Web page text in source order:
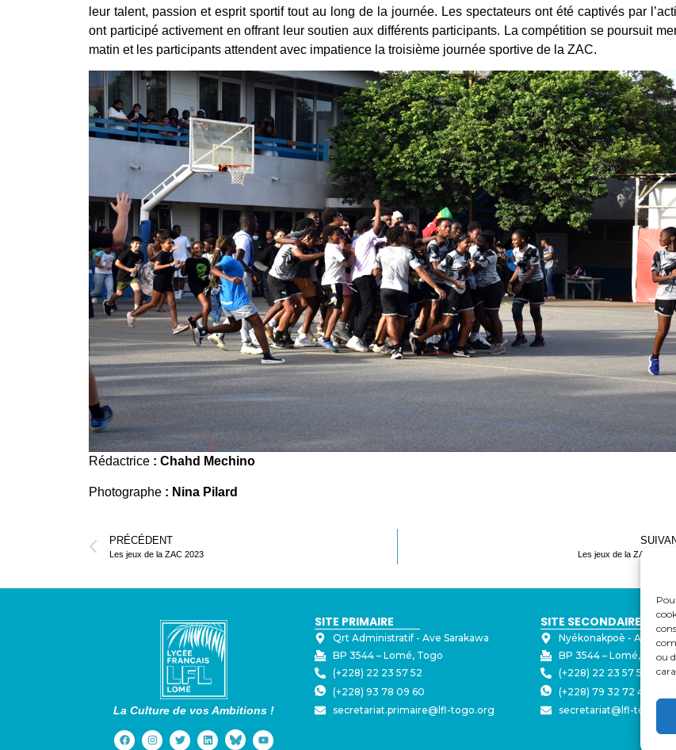
ou
leur talent, passion et esprit sportif tout au long de la journée. Les spectateurs ont été captivés par
ont participé activement en offrant leur soutien aux différents participants. La compétition se poursuit
matin et les participants attendent avec impatience la troisième journée sportive de la ZAC.
Rédactrice : Chahd Mechino
Photographe : Nina Pilard
PRÉCÉDENT
Les jeux de la ZAC 2023 Les jeux de la ZAC – Jour
La Culture de vos Ambitions !
SITE PRIMAIRE
Qrt Administratif - ⁠Ave Sarakawa
BP 3544 – Lomé, Togo
(+228) 22 23 57 52
(+228) 93 78 09 60
secretariat.primaire@lfl-togo.org
SITE SECONDAIRE
Nyékonakpoè - ⁠Ave
BP 3544 – Lomé, Togo
(+228) 22 23 57 50
(+228) 79 32 72 43
secretariat@lfl-togo.org